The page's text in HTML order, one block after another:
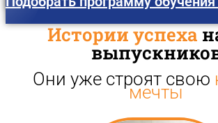
Горно-Алтайск
Истории успеха
Они уже строят свою
мечты